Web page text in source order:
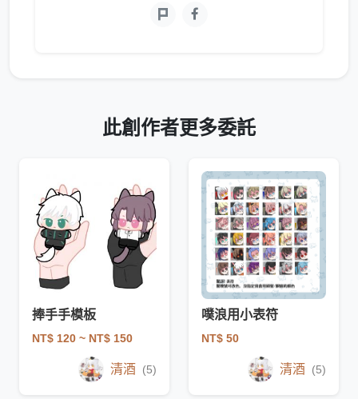
此創作者更多委託
捧手手模板
NT$ 120 ~ NT$ 150
清酒 (5)
噗浪用小表符
NT$ 50
清酒 (5)